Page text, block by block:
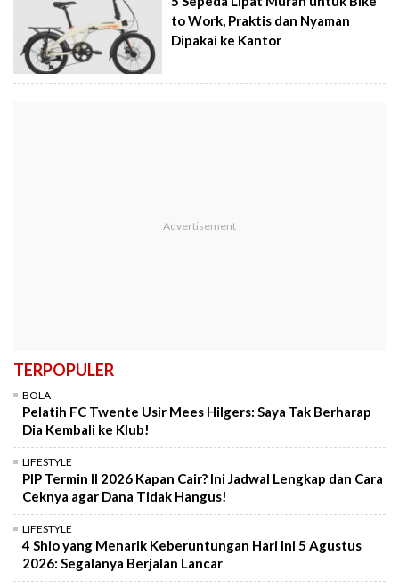
to Work, Praktis dan Nyaman
Dipakai ke Kantor
TERPOPULER
BOLA
Pelatih FC Twente Usir Mees Hilgers: Saya Tak Berharap
Dia Kembali ke Klub!
LIFESTYLE
PIP Termin II 2026 Kapan Cair? Ini Jadwal Lengkap dan Cara
Ceknya agar Dana Tidak Hangus!
LIFESTYLE
4 Shio yang Menarik Keberuntungan Hari Ini 5 Agustus
2026: Segalanya Berjalan Lancar